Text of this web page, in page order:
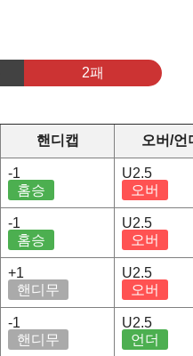
2패
핸디캡 오버/언
-1
홈승
U2.5
오버
-1
홈승
U2.5
오버
+1
핸디무
U2.5
오버
-1
핸디무
U2.5
언더